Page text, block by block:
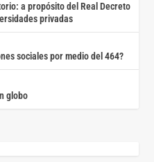
a propósito del Real Decreto
privadas
sociales por medio del 464?
globo